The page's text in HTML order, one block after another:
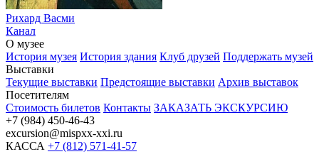
Рихард Васми
Канал
О музее
История музея История здания Клуб друзей Поддержать музей
Выставки
Текущие выставки Предстоящие выставки Архив выставок
Посетителям
Стоимость билетов Контакты ЗАКАЗАТЬ ЭКСКУРСИЮ
+7 (984) 450-46-43
excursion@mispxx-xxi.ru
КАССА +7 (812) 571-41-57